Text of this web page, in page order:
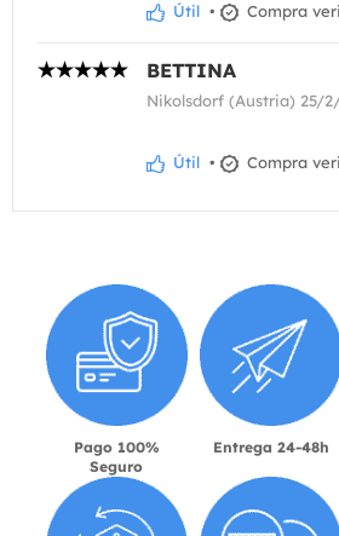
Útil • Compra
BETTINA
Nikolsdorf (Austria) 25/
Útil • Compra
Pago 100%
Seguro
Entrega 24-48h